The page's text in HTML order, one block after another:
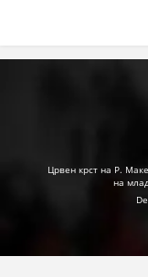
Црвен крст на Р.
на